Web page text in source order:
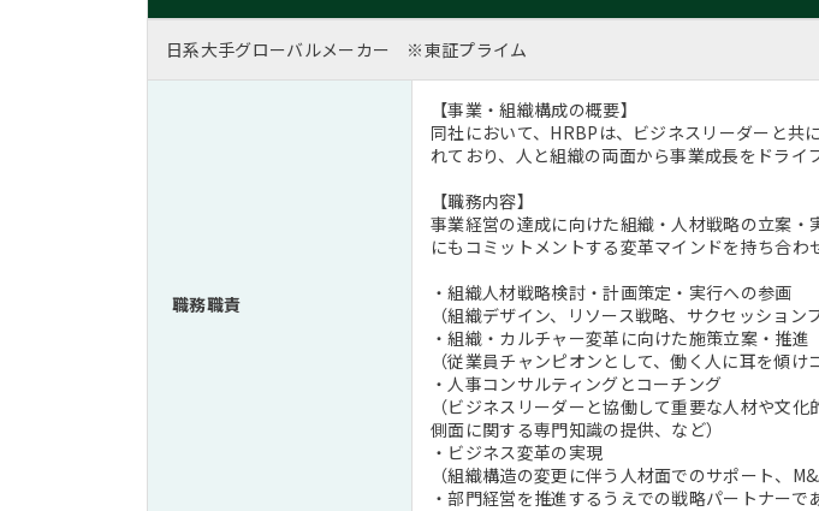
日系大手グローバルメーカー ※東証プライム
職務職責
【事業・組織構成の概要】
同社において、HRBPは、ビジネスリーダーと共
れており、人と組織の両面から事業成長をドライ
【職務内容】
事業経営の達成に向けた組織・人材戦略の立案
にもコミットメントする変革マインドを持ち合わ
・組織人材戦略検討・計画策定・実行への参画
（組織デザイン、リソース戦略、サクセッション
・組織・カルチャー変革に向けた施策立案・推進
（従業員チャンピオンとして、働く人に耳を傾
・人事コンサルティングとコーチング
（ビジネスリーダーと協働して重要な人材や文
側面に関する専門知識の提供、など）
・ビジネス変革の実現
（組織構造の変更に伴う人材面でのサポート、
・部門経営を推進するうえでの戦略パートナー